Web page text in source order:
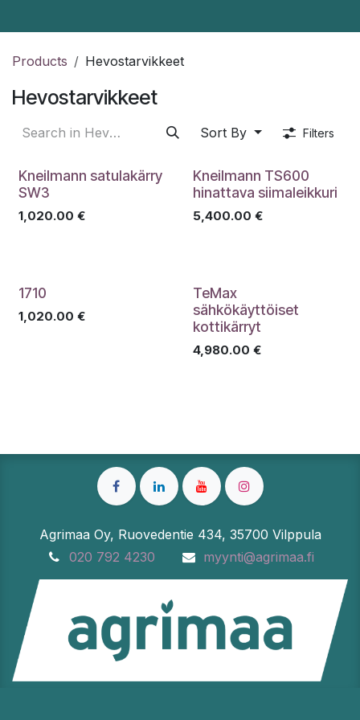
Products Hevostarvikkeet
Hevostarvikkeet
Sort By Filters
Kneilmann satulakärry
SW3
1,020.00 €
Kneilmann TS600
hinattava siimaleikkuri
5,400.00 €
1710
1,020.00 €
TeMax
sähkökäyttöiset
kottikärryt
4,980.00 €
Agrimaa Oy, Ruovedentie 434, 35700 Vilppula
020 792 4230
myynti@agrimaa.fi